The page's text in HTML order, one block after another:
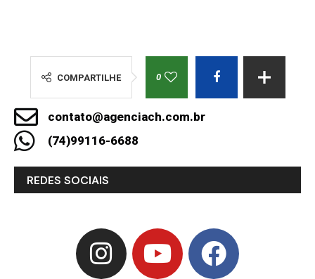
COMPARTILHE 0
contato@agenciach.com.br
(74)99116-6688
REDES SOCIAIS